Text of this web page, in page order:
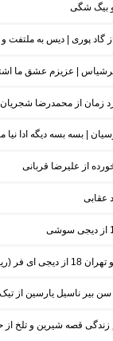
و بیگ شگی
از گاد پوری | دیس به ملتفت
| عزیزم عشق ما
زمان از محمدرضا
| بسه بسه دیگه ادا نیا
از علیرضا قربانی
عقابی
طولانی خفن)
سن بیر ناسیل یارسین از
زندگی قصه شیرین و تلخ